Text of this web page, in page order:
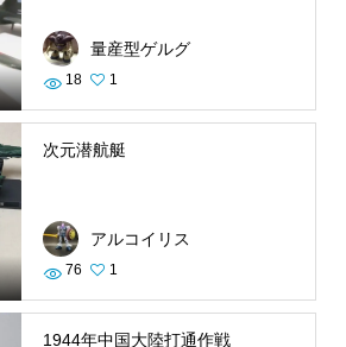
量産型ゲルグ
18 1
次元潜航艇
アルコイリス
76 1
1944年中国大陸打通作戦